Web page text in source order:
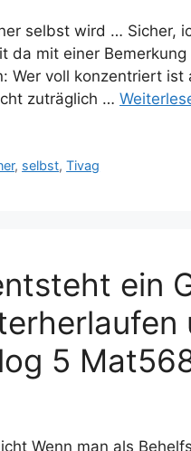
selbst wird … Sicher,
da mit einer
Wer voll konzentriert ist
zuträglich …
, selbst,Tivag
ein
5
Wenn man als